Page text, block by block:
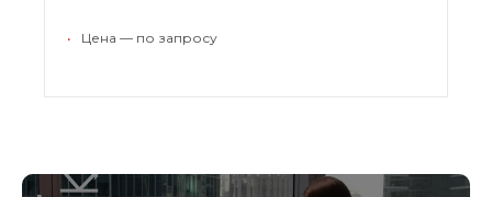
рентабельность и эффективность.
• Цена — по запросу